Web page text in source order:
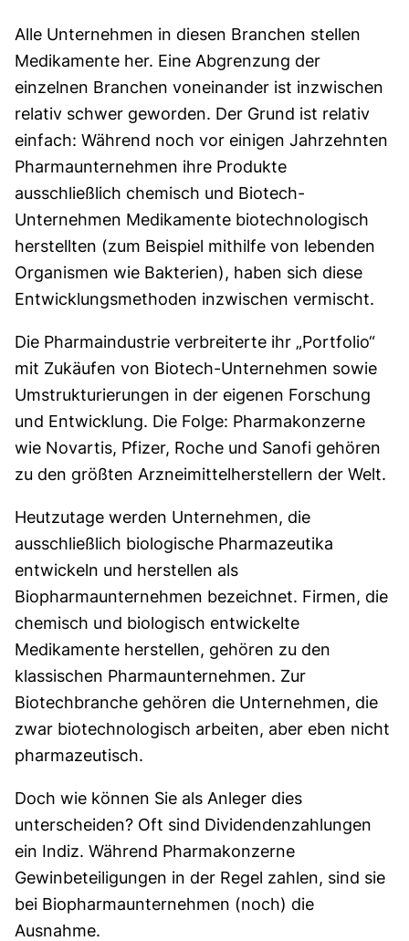
Alle Unternehmen in diesen Branchen stellen
Medikamente her. Eine Abgrenzung der
einzelnen Branchen voneinander ist inzwischen
relativ schwer geworden. Der Grund ist relativ
einfach: Während noch vor einigen Jahrzehnten
Pharmaunternehmen ihre Produkte
ausschließlich chemisch und Biotech-
Unternehmen Medikamente biotechnologisch
herstellten (zum Beispiel mithilfe von lebenden
Organismen wie Bakterien), haben sich diese
Entwicklungsmethoden inzwischen vermischt.
Die Pharmaindustrie verbreiterte ihr „Portfolio“
mit Zukäufen von Biotech-Unternehmen sowie
Umstrukturierungen in der eigenen Forschung
und Entwicklung. Die Folge: Pharmakonzerne
wie Novartis, Pfizer, Roche und Sanofi gehören
zu den größten Arzneimittelherstellern der Welt.
Heutzutage werden Unternehmen, die
ausschließlich biologische Pharmazeutika
entwickeln und herstellen als
Biopharmaunternehmen bezeichnet. Firmen, die
chemisch und biologisch entwickelte
Medikamente herstellen, gehören zu den
klassischen Pharmaunternehmen. Zur
Biotechbranche gehören die Unternehmen, die
zwar biotechnologisch arbeiten, aber eben nicht
pharmazeutisch.
Doch wie können Sie als Anleger dies
unterscheiden? Oft sind Dividendenzahlungen
ein Indiz. Während Pharmakonzerne
Gewinbeteiligungen in der Regel zahlen, sind sie
bei Biopharmaunternehmen (noch) die
Ausnahme.